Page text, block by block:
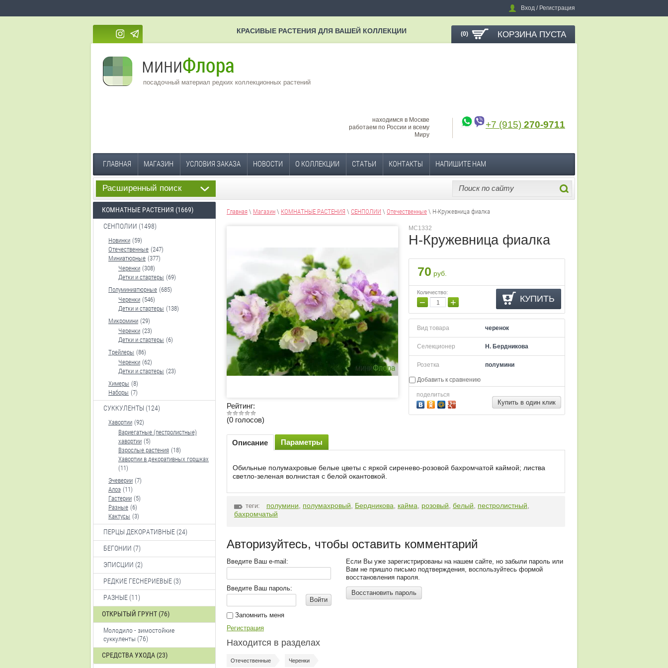
Вход / Регистрация
(0) КОРЗИНА ПУСТА
КРАСИВЫЕ РАСТЕНИЯ ДЛЯ ВАШЕЙ КОЛЛЕКЦИИ
посадочный материал редких коллекционных растений
находимся в Москве
работаем по России и всему
Миру
+7 (915) 270-9711
ГЛАВНАЯ МАГАЗИН УСЛОВИЯ ЗАКАЗА НОВОСТИ О КОЛЛЕКЦИИ СТАТЬИ КОНТАКТЫ НАПИШИТЕ НАМ
Расширенный поиск
КОМНАТНЫЕ РАСТЕНИЯ (1669)
СЕНПОЛИИ (1498)
Новинки (59)
Отечественные (247)
Миниатюрные (377)
Черенки (308)
Детки и стартеры (69)
Полуминиатюрные (685)
Черенки (546)
Детки и стартеры (138)
Микромини (29)
Черенки (23)
Детки и стартеры (6)
Трейлеры (86)
Черенки (62)
Детки и стартеры (23)
Химеры (8)
Наборы (7)
СУККУЛЕНТЫ (124)
Хавортии (92)
Вариегатные (пестролистные)
хавортии (5)
Взрослые растения (18)
Хавортии в декоративных горшках
(11)
Эчеверии (7)
Алоэ (11)
Гастерии (5)
Разные (6)
Кактусы (3)
ПЕРЦЫ ДЕКОРАТИВНЫЕ (24)
БЕГОНИИ (7)
ЭПИСЦИИ (2)
РЕДКИЕ ГЕСНЕРИЕВЫЕ (3)
РАЗНЫЕ (11)
ОТКРЫТЫЙ ГРУНТ (76)
Молодило - зимостойкие
суккуленты (76)
СРЕДСТВА УХОДА (23)
Главная \ Магазин \ КОМНАТНЫЕ РАСТЕНИЯ \ СЕНПОЛИИ \ Отечественные \ Н-Кружевница фиалка
Рейтинг:
(0 голосов)
МС1332
Н-Кружевница фиалка
70 руб.
Количество:
− + КУПИТЬ
Вид товара черенок
Селекционер Н. Бердникова
Розетка полумини
Добавить к сравнению
поделиться
Купить в один клик
Описание Параметры
Обильные полумахровые белые цветы с яркой сиренево-розовой бахромчатой каймой; листва
светло-зеленая волнистая с белой окантовкой.
теги: полумини полумахровый Бердникова кайма розовый белый пестролистный
бахромчатый
Авторизуйтесь, чтобы оставить комментарий
Введите Ваш e-mail:
Введите Ваш пароль:
Войти
Запомнить меня
Регистрация
Если Вы уже зарегистрированы на нашем сайте, но забыли пароль или
Вам не пришло письмо подтверждения, воспользуйтесь формой
восстановления пароля.
Восстановить пароль
Находится в разделах
Отечественные Черенки